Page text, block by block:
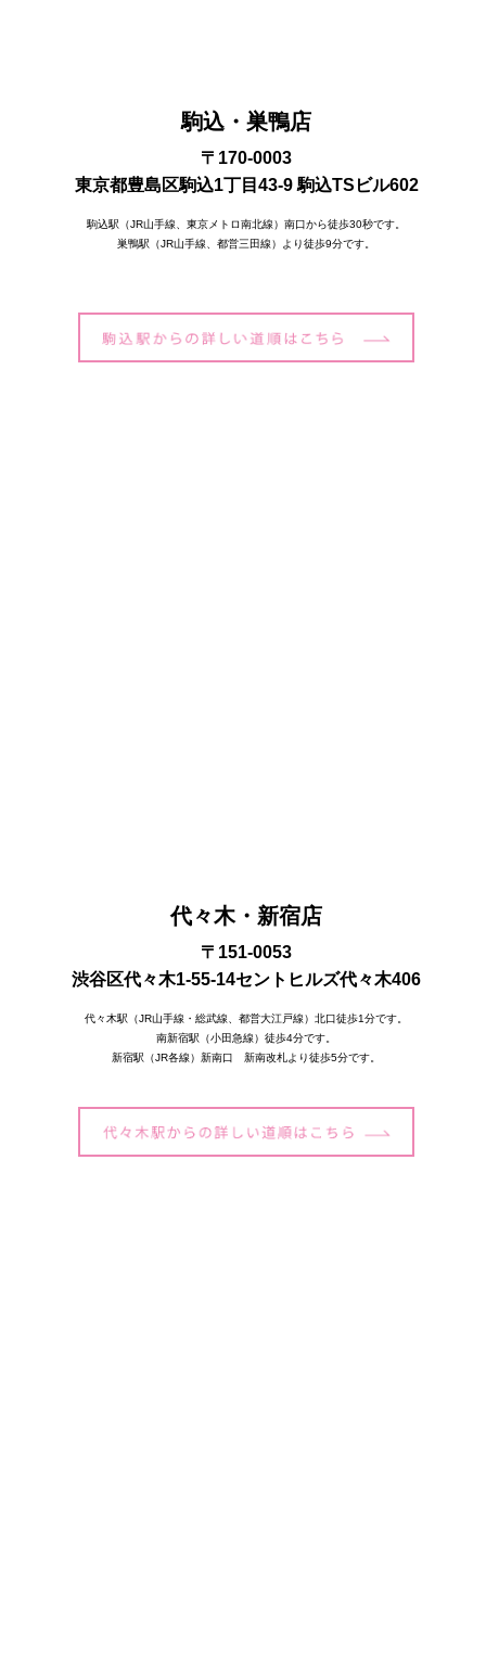
駒込・巣鴨店
〒170-0003
東京都豊島区駒込1丁目43-9 駒込TSビル602
駒込駅（JR山手線、東京メトロ南北線）南口から徒歩30秒です。
巣鴨駅（JR山手線、都営三田線）より徒歩9分です。
代々木・新宿店
〒151-0053
渋谷区代々木1-55-14セントヒルズ代々木406
代々木駅（JR山手線・総武線、都営大江戸線）北口徒歩1分です。
南新宿駅（小田急線）徒歩4分です。
新宿駅（JR各線）新南口 新南改札より徒歩5分です。